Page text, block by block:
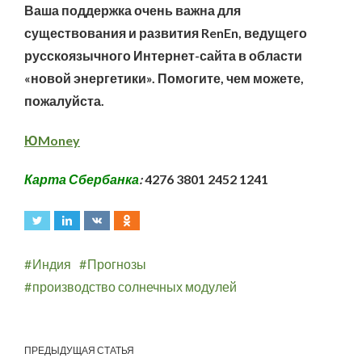
Ваша поддержка очень важна для
существования и развития RenEn, ведущего
русскоязычного Интернет-сайта в области
«новой энергетики». Помогите, чем можете,
пожалуйста.
ЮMoney
Карта Сбербанка:4276 3801 2452 1241
Индия
Прогнозы
производство солнечных модулей
ПРЕДЫДУЩАЯ СТАТЬЯ